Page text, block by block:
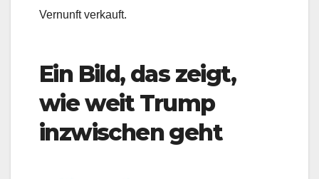
Vernunft verkauft.
Ein Bild, das zeigt,
wie weit Trump
inzwischen geht